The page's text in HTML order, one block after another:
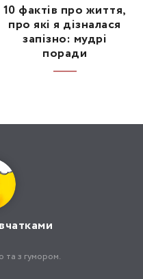
10 фактів про життя,
про які я дізналася
запізно: мудрі
поради
та з гумором.